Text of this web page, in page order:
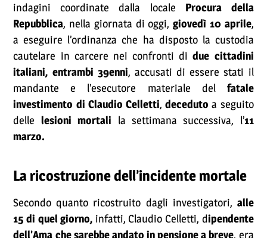
indagini coordinate dalla locale Procura della
Repubblica, nella giornata di oggi, giovedì 10 aprile,
a eseguire l’ordinanza che ha disposto la custodia
cautelare in carcere nei confronti didue cittadini
italiani, entrambi 39enni, accusati di essere stati il
mandante e l’esecutore materiale delfatale
investimento di Claudio Celletti,deceduto a seguito
delle lesioni mortali la settimana successiva, l’11
marzo.
La ricostruzione dell’incidente mortale
Secondo quanto ricostruito dagli investigatori, alle
15 di quel giorno, infatti, Claudio Celletti, dipendente
dell’Ama che sarebbe andato in pensione a breve, era